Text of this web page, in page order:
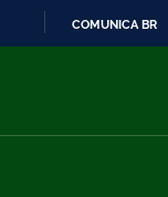
COMUNICA BR